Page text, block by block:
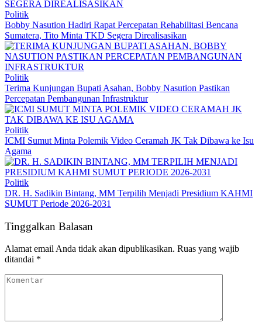
Politik
Bobby Nasution Hadiri Rapat Percepatan Rehabilitasi Bencana
Sumatera, Tito Minta TKD Segera Direalisasikan
Politik
Terima Kunjungan Bupati Asahan, Bobby Nasution Pastikan
Percepatan Pembangunan Infrastruktur
Politik
ICMI Sumut Minta Polemik Video Ceramah JK Tak Dibawa ke Isu
Agama
Politik
DR. H. Sadikin Bintang, MM Terpilih Menjadi Presidium KAHMI
SUMUT Periode 2026-2031
Tinggalkan Balasan
Alamat email Anda tidak akan dipublikasikan. Ruas yang wajib
ditandai *